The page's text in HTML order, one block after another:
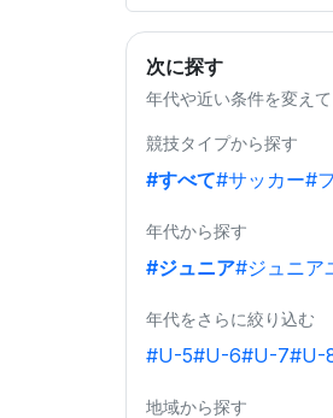
次に探す
年代や近い条件を変え
競技タイプから探す
#すべて#サッカー#
年代から探す
#ジュニア#ジュニア
年代をさらに絞り込む
#U-5#U-6#U-7#U-
地域から探す